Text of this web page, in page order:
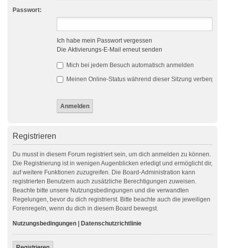
Passwort:
Ich habe mein Passwort vergessen
Die Aktivierungs-E-Mail erneut senden
Mich bei jedem Besuch automatisch anmelden
Meinen Online-Status während dieser Sitzung verbergen
Registrieren
Du musst in diesem Forum registriert sein, um dich anmelden zu können.
Die Registrierung ist in wenigen Augenblicken erledigt und ermöglicht dir,
auf weitere Funktionen zuzugreifen. Die Board-Administration kann
registrierten Benutzern auch zusätzliche Berechtigungen zuweisen.
Beachte bitte unsere Nutzungsbedingungen und die verwandten
Regelungen, bevor du dich registrierst. Bitte beachte auch die jeweiligen
Forenregeln, wenn du dich in diesem Board bewegst.
Nutzungsbedingungen Datenschutzrichtlinie